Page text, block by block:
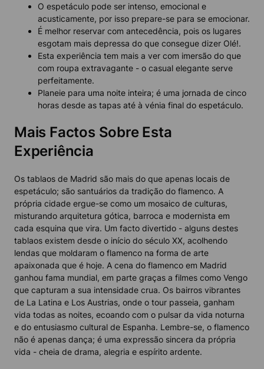
O espetáculo pode ser intenso, emocional e
acusticamente, por isso prepare-se para se emocionar.
É melhor reservar com antecedência, pois os lugares
esgotam mais depressa do que consegue dizer Olé!.
Esta experiência tem mais a ver com imersão do que
com roupa extravagante - o casual elegante serve
perfeitamente.
Planeie para uma noite inteira; é uma jornada de cinco
horas desde as tapas até à vénia final do espetáculo.
Mais Factos Sobre Esta
Experiência
Os tablaos de Madrid são mais do que apenas locais de
espetáculo; são santuários da tradição do flamenco. A
própria cidade ergue-se como um mosaico de culturas,
misturando arquitetura gótica, barroca e modernista em
cada esquina que vira. Um facto divertido - alguns destes
tablaos existem desde o início do século XX, acolhendo
lendas que moldaram o flamenco na forma de arte
apaixonada que é hoje. A cena do flamenco em Madrid
ganhou fama mundial, em parte graças a filmes como Vengo
que capturam a sua intensidade crua. Os bairros vibrantes
de La Latina e Los Austrias, onde o tour passeia, ganham
vida todas as noites, ecoando com o pulsar da vida noturna
e do entusiasmo cultural de Espanha. Lembre-se, o flamenco
não é apenas dança; é uma expressão sincera da própria
vida - cheia de drama, alegria e espírito ardente.